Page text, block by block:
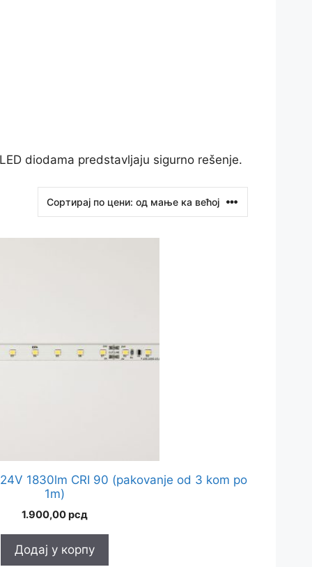
diodama predstavljaju sigurno rešenje.
1830lm CRI 90 (pakovanje od 3 kom po
1m)
1.900,00рсд
Додај у корпу